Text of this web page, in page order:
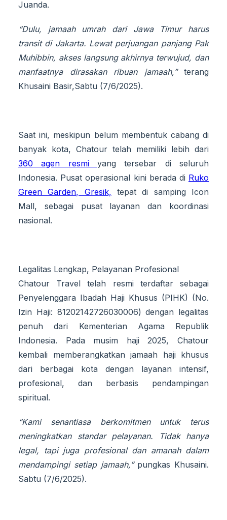
Juanda.
“Dulu, jamaah umrah dari Jawa Timur harus
transit di Jakarta. Lewat perjuangan panjang Pak
Muhibbin, akses langsung akhirnya terwujud, dan
manfaatnya dirasakan ribuan jamaah,”terang
Khusaini Basir,Sabtu (7/6/2025).
Saat ini, meskipun belum membentuk cabang di
banyak kota, Chatour telah memiliki lebih dari
360 agen resmi yang tersebar di seluruh
Indonesia. Pusat operasional kini berada di Ruko
Green Garden, Gresik, tepat di samping Icon
Mall, sebagai pusat layanan dan koordinasi
nasional.
Legalitas Lengkap, Pelayanan Profesional
Chatour Travel telah resmi terdaftar sebagai
Penyelenggara Ibadah Haji Khusus (PIHK) (No.
Izin Haji: 81202142726030006) dengan legalitas
penuh dari Kementerian Agama Republik
Indonesia. Pada musim haji 2025, Chatour
kembali memberangkatkan jamaah haji khusus
dari berbagai kota dengan layanan intensif,
profesional, dan berbasis pendampingan
spiritual.
“Kami senantiasa berkomitmen untuk terus
meningkatkan standar pelayanan. Tidak hanya
legal, tapi juga profesional dan amanah dalam
mendampingi setiap jamaah,” pungkas Khusaini.
Sabtu (7/6/2025).